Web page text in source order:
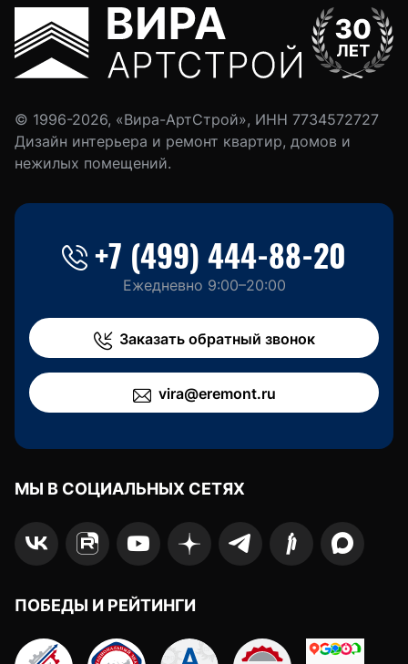
© 1996-2026, «Вира-АртСтрой», ИНН 7734572727
Дизайн интерьера и ремонт квартир, домов и
нежилых помещений.
+7 (499) 444-88-20
Ежедневно 9:00–20:00
Заказать обратный звонок
vira@eremont.ru
МЫ В СОЦИАЛЬНЫХ СЕТЯХ
ПОБЕДЫ И РЕЙТИНГИ